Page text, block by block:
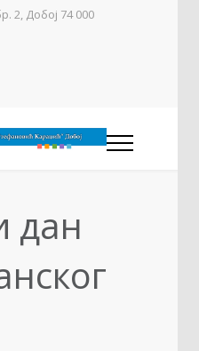
2, Добој 74 000
дан